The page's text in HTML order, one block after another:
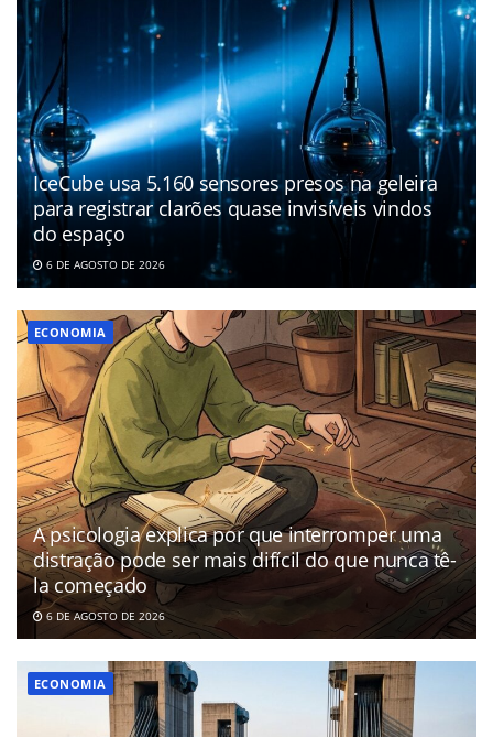
IceCube usa 5.160 sensores presos na geleira
para registrar clarões quase invisíveis vindos
do espaço
6 DE AGOSTO DE 2026
ECONOMIA
A psicologia explica por que interromper uma
distração pode ser mais difícil do que nunca tê-
la começado
6 DE AGOSTO DE 2026
ECONOMIA